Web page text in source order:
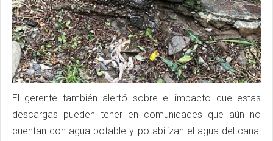
El gerente también alertó sobre el impacto que estas
descargas pueden tener en comunidades que aún no
cuentan con agua potable y potabilizan el agua del canal